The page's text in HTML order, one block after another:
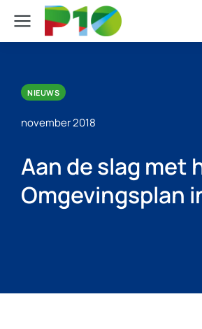
NIEUWS
november 2018
Aan de slag met
Omgevingsplan